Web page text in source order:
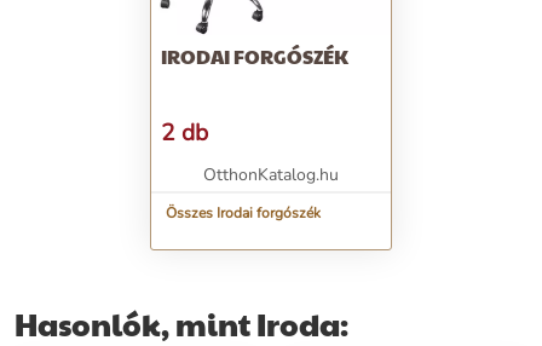
IRODAI FORGÓSZÉK
2 db
OtthonKatalog.hu
Összes Irodai forgószék
Hasonlók, mint Iroda: